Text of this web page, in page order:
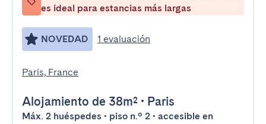
es ideal para estancias más largas
NOVEDAD 1 evaluación
Paris, France
Alojamiento de 38m² • Paris
Máx. 2 huéspedes • piso n.º 2 • accesible en